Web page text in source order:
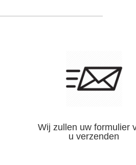
Wij zullen uw formulier
u verzenden